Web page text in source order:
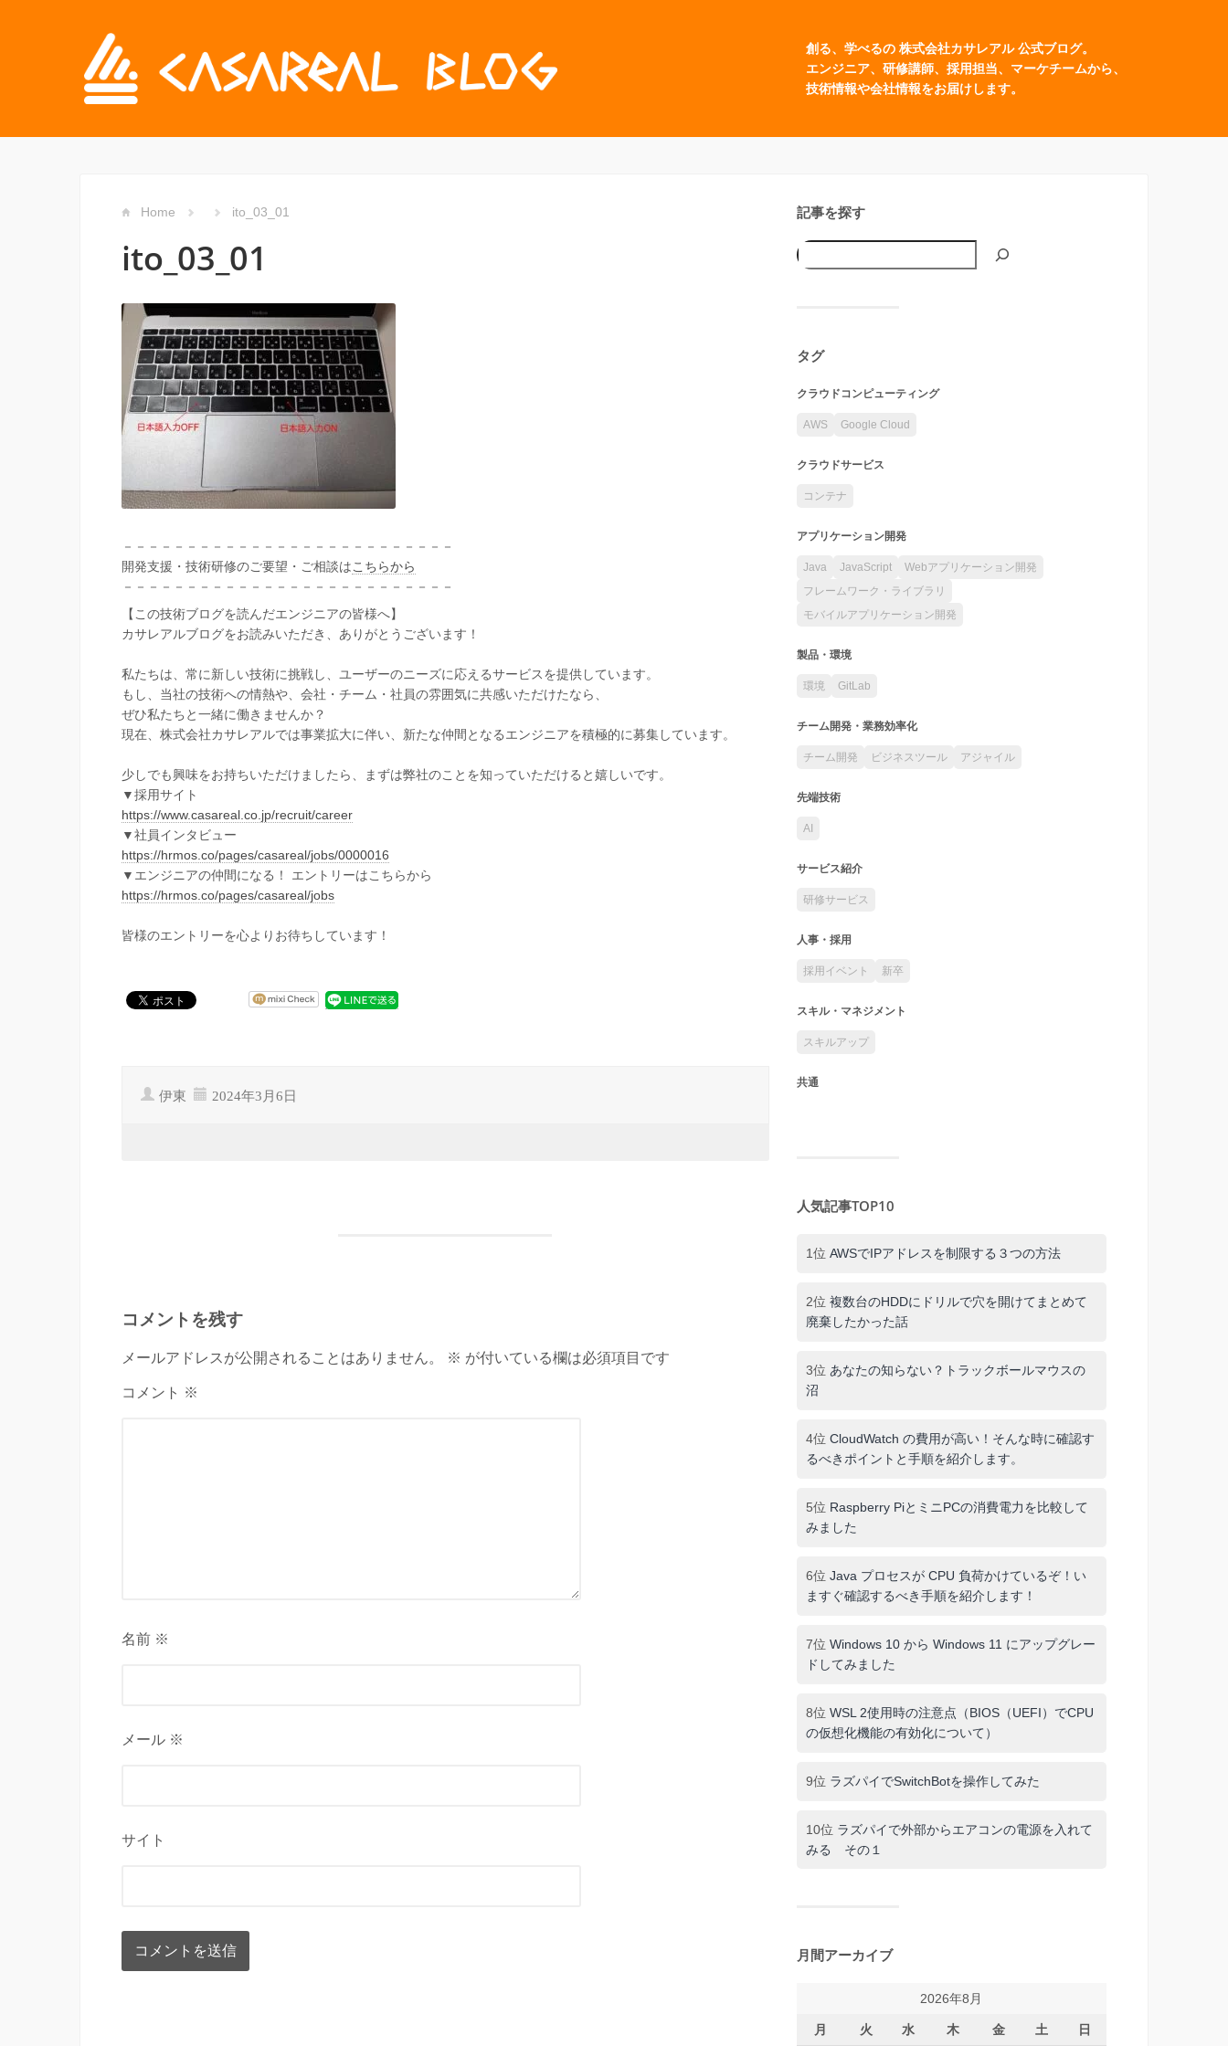
創る、学べるの 株式会社カサレアル 公式ブログ。
エンジニア、研修講師、採用担当、マーケチームから、
技術情報や会社情報をお届けします。
Home ito_03_01
ito_03_01
－－－－－－－－－－－－－－－－－－－－－－－－－－
開発支援・技術研修のご要望・ご相談はこちらから
－－－－－－－－－－－－－－－－－－－－－－－－－－
【この技術ブログを読んだエンジニアの皆様へ】
カサレアルブログをお読みいただき、ありがとうございます！
私たちは、常に新しい技術に挑戦し、ユーザーのニーズに応えるサービスを提供しています。
もし、当社の技術への情熱や、会社・チーム・社員の雰囲気に共感いただけたなら、
ぜひ私たちと一緒に働きませんか？
現在、株式会社カサレアルでは事業拡大に伴い、新たな仲間となるエンジニアを積極的に募集しています。
少しでも興味をお持ちいただけましたら、まずは弊社のことを知っていただけると嬉しいです。
▼採用サイト
https://www.casareal.co.jp/recruit/career
▼社員インタビュー
https://hrmos.co/pages/casareal/jobs/0000016
▼エンジニアの仲間になる！ エントリーはこちらから
https://hrmos.co/pages/casareal/jobs
皆様のエントリーを心よりお待ちしています！
伊東 2024年3月6日
コメントを残す
メールアドレスが公開されることはありません。 ※ が付いている欄は必須項目です
コメント ※
名前 ※
メール ※
サイト
記事を探す
タグ
クラウドコンピューティング
AWS Google Cloud
クラウドサービス
コンテナ
アプリケーション開発
Java JavaScript
Webアプリケーション開発
フレームワーク・ライブラリ
モバイルアプリケーション開発
製品・環境
環境 GitLab
チーム開発・業務効率化
チーム開発 ビジネスツール アジャイル
先端技術
AI
サービス紹介
研修サービス
人事・採用
採用イベント 新卒
スキル・マネジメント
スキルアップ
共通
人気記事TOP10
1位 AWSでIPアドレスを制限する３つの方法
2位 複数台のHDDにドリルで穴を開けてまとめて
廃棄したかった話
3位 あなたの知らない？トラックボールマウスの
沼
4位 CloudWatch の費用が高い！そんな時に確認す
るべきポイントと手順を紹介します。
5位 Raspberry PiとミニPCの消費電力を比較して
みました
6位 Java プロセスが CPU 負荷かけているぞ！い
ますぐ確認するべき手順を紹介します！
7位 Windows 10 から Windows 11 にアップグレー
ドしてみました
8位 WSL 2使用時の注意点（BIOS（UEFI）でCPU
の仮想化機能の有効化について）
9位 ラズパイでSwitchBotを操作してみた
10位 ラズパイで外部からエアコンの電源を入れて
みる その１
月間アーカイブ
2026年8月
月 火 水 木 金 土 日